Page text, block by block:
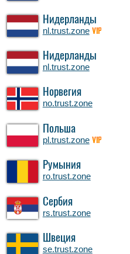
Нидерланды
nl.trust.zone VIP
Нидерланды
nl.trust.zone
Норвегия
no.trust.zone
Польша
pl.trust.zone VIP
Румыния
ro.trust.zone
Сербия
rs.trust.zone
Швеция
se.trust.zone